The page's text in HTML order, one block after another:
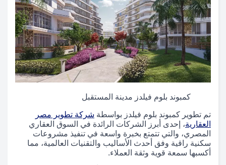
كمبوند بلوم فيلدز مدينة المستقبل
تم تطوير كمبوند بلوم فيلدز بواسطة شركة تطوير مصر
العقارية، إحدى أبرز الشركات الرائدة في السوق العقاري
المصري، والتي تتمتع بخبرة واسعة في تنفيذ مشروعات
سكنية راقية وفق أحدث الأساليب والتقنيات العالمية، مما
أكسبها سمعة قوية وثقة العملاء.